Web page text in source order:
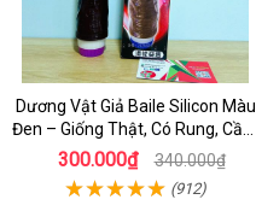
Dương Vật Giả Baile Silicon Màu
Đen – Giống Thật, Có Rung, Cầm
Tay Giá Rẻ
300.000₫ 340.000₫
(912)